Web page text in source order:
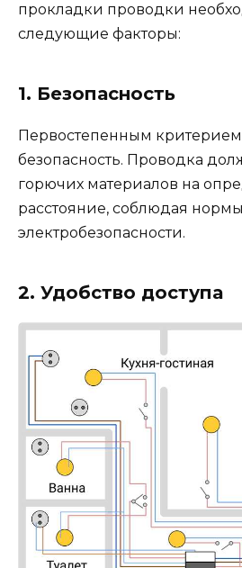
прокладки проводки
следующие факторы:
1. Безопасность
Первостепенным критерием
безопасность. Проводка
горючих материалов на
расстояние, соблюдая нормы
электробезопасности.
2. Удобство доступа